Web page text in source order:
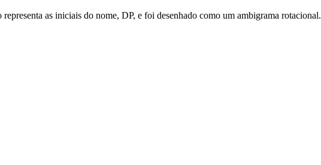
as iniciais do nome, DP, e foi desenhado como um ambigrama rotacional.